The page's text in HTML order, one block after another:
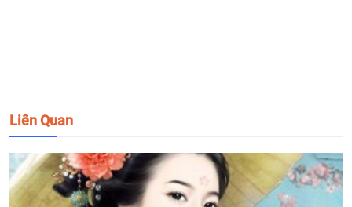
Liên Quan